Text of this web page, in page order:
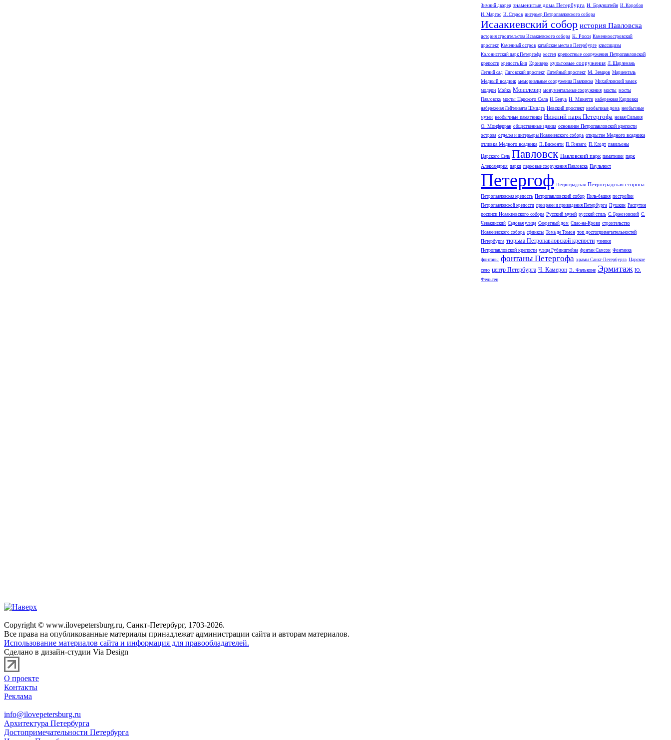
Зимний дворец знаменитые дома Петербурга И. Браунштейн И. Коробов
И. Мартос И. Старов интерьер Петропавловского собора
Исаакиевский собор история Павловска
история строительства Исаакиевского собора К. Росси Каменноостровский
проспект Каменный остров китайские места в Петербурге классицизм
Колонистский парк Петергофа костел крепостные сооружения Петропавловской
крепости крепость Бип Кронверк культовые сооружения Л. Шарлемань
Летний сад Лиговский проспект Литейный проспект М. Земцов Мариенталь
Медный всадник мемориальные сооружения Павловска Михайловский замок
модерн Мойка Монплезир монументальные сооружения мосты мосты
Павловска мосты Царского Села Н. Бенуа Н. Микетти набережная Карповки
набережная Лейтенанта Шмидта Невский проспект необычные дома необычные
музеи необычные памятники Нижний парк Петергофа новая Сильвия
О. Монферран общественные здания основание Петропавловской крепости
острова отделка и интерьеры Исаакиевского собора открытие Медного всадника
отливка Медного всадника П. Висконти П. Гонзаго П. Клодт павильоны
Царского Села Павловск Павловский парк памятники парк
Александрия парки парковые сооружения Павловска Паульлюст
Петергоф Петроградская Петроградская сторона
Петропавловская крепость Петропавловский собор Пиль-башня постройки
Петропавловской крепости призраки и привидения Петербурга Пушкин Распутин
росписи Исаакиевского собора Русский музей русский стиль С. Бржозовский С.
Чевакинский Садовая улица Секретный дом Спас-на-Крови строительство
Исаакиевского собора сфинксы Тома де Томон топ достопримечательностей
Петербурга тюрьма Петропавловской крепости узники
Петропавловской крепости улица Рубинштейна фонтан Самсон Фонтанка
фонтаны фонтаны Петергофа храмы Санкт-Петербурга Царское
село центр Петербурга Ч. Камерон Э. Фальконе Эрмитаж Ю.
Фельтен
Copyright © www.ilovepetersburg.ru, Санкт-Петербург, 1703-2026.
Все права на опубликованные материалы принадлежат администрации сайта и авторам материалов.
Использование материалов сайта и информация для правообладателей.
Сделано в дизайн-студии Via Design
О проекте
Контакты
Реклама
info@ilovepetersburg.ru
Архитектура Петербурга
Достопримечательности Петербурга